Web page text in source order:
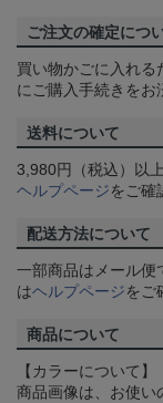
ご注文の確定につ
買い物かごに入れる
にご購入手続きをお
送料について
3,980円（税込）以
ヘルプページをご確
配送方法について
一部商品はメール便
はヘルプページをご
商品について
【カラーについて】
商品画像は、お使い